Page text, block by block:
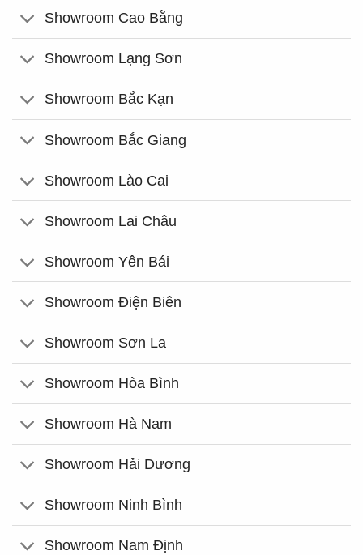
Showroom Cao Bằng
Showroom Lạng Sơn
Showroom Bắc Kạn
Showroom Bắc Giang
Showroom Lào Cai
Showroom Lai Châu
Showroom Yên Bái
Showroom Điện Biên
Showroom Sơn La
Showroom Hòa Bình
Showroom Hà Nam
Showroom Hải Dương
Showroom Ninh Bình
Showroom Nam Định